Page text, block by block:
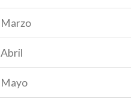
Marzo
Abril
Mayo